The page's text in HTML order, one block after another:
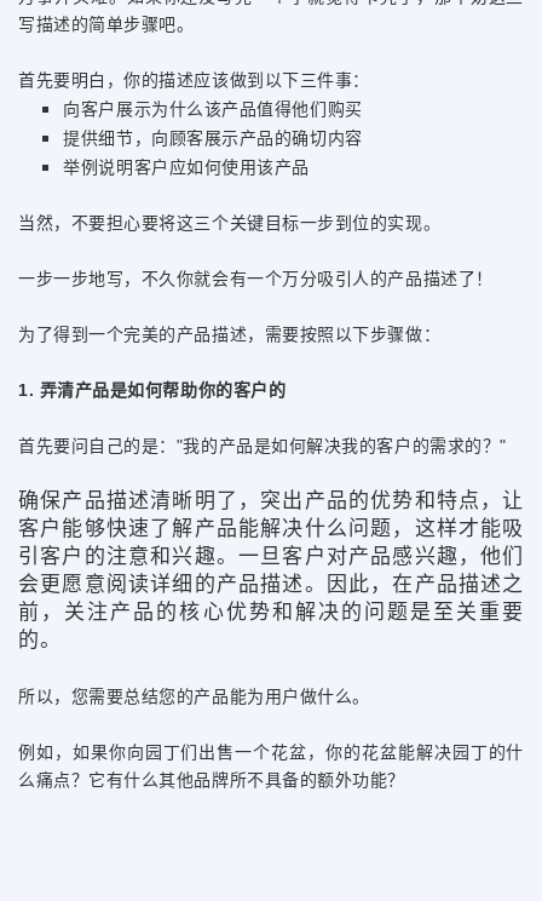
写描述的简单步骤吧。
首先要明白，你的描述应该做到以下三件事：
向客户展示为什么该产品值得他们购买
提供细节，向顾客展示产品的确切内容
举例说明客户应如何使用该产品
当然，不要担心要将这三个关键目标一步到位的实现。
一步一步地写，不久你就会有一个万分吸引人的产品描述了！
为了得到一个完美的产品描述，需要按照以下步骤做：
1. 弄清产品是如何帮助你的客户的
首先要问自己的是："我的产品是如何解决我的客户的需求的？"
确保产品描述清晰明了，突出产品的优势和特点，让
客户能够快速了解产品能解决什么问题，这样才能吸
引客户的注意和兴趣。一旦客户对产品感兴趣，他们
会更愿意阅读详细的产品描述。因此，在产品描述之
前，关注产品的核心优势和解决的问题是至关重要
的。
所以，您需要总结您的产品能为用户做什么。
例如，如果你向园丁们出售一个花盆，你的花盆能解决园丁的什
么痛点？它有什么其他品牌所不具备的额外功能？